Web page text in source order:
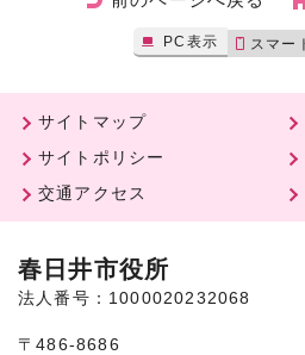
PC表示 スマー
サイトマップ
サイトポリシー
交通アクセス
春日井市役所
法人番号：1000020232068
〒486-8686